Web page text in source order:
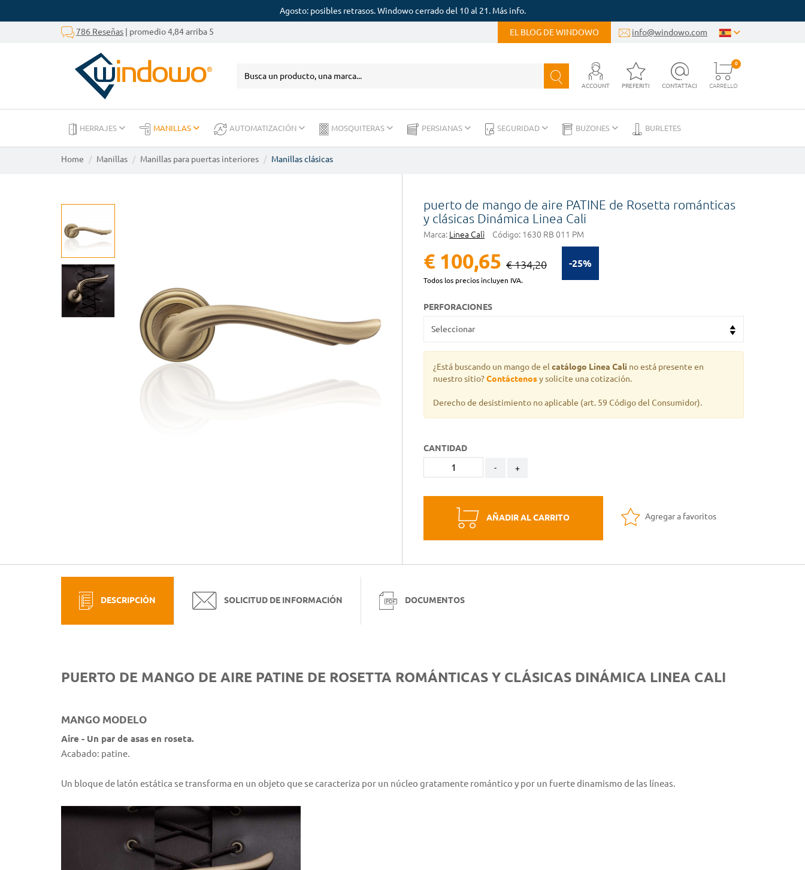
Agosto: posibles retrasos. Windowo cerrado del 10 al 21. Más info.
786 Reseñas | promedio 4,84 arriba 5 EL BLOG DE WINDOWO info@windowo.com
ACCOUNT PREFERITI CONTATTACI CARRELLO
0
HERRAJES MANILLAS AUTOMATIZACIÓN MOSQUITERAS PERSIANAS SEGURIDAD BUZONES BURLETES
Home Manillas Manillas para puertas interiores Manillas clásicas
puerto de mango de aire PATINE de Rosetta románticas
y clásicas Dinámica Linea Cali
Marca: Linea Calì Código: 1630 RB 011 PM
-25%
€ 100,65 € 134,20
Todos los precios incluyen IVA.
PERFORACIONES
¿Está buscando un mango de el catálogo Linea Calì no está presente en
nuestro sitio?Contáctenosy solicite una cotización.
Derecho de desistimiento no aplicable (art. 59 Código del Consumidor).
CANTIDAD
- +
AÑADIR AL CARRITO Agregar a favoritos
DESCRIPCIÒN SOLICITUD DE INFORMACIÓN DOCUMENTOS
PUERTO DE MANGO DE AIRE PATINE DE ROSETTA ROMÁNTICAS Y CLÁSICAS DINÁMICA LINEA CALI
MANGO MODELO
Aire - Un par de asas en roseta.
Acabado: patine.
Un bloque de latón estática se transforma en un objeto que se caracteriza por un núcleo gratamente romántico y por un fuerte dinamismo de las líneas.